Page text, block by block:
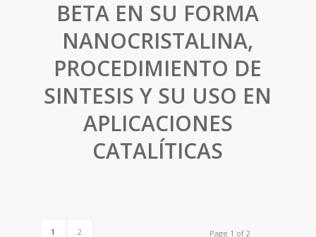
BETA EN SU FORMA
NANOCRISTALINA,
PROCEDIMIENTO DE
SINTESIS Y SU USO EN
APLICACIONES
CATALÍTICAS
Page 1 of 2
1 2